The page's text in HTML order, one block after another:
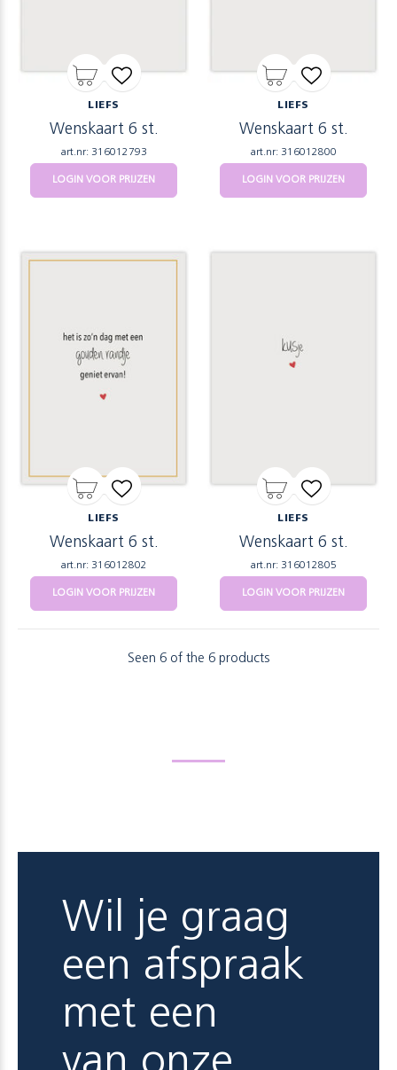
LIEFS
Wenskaart 6 st.
art.nr: 316012793
LOGIN VOOR PRIJZEN
LIEFS
Wenskaart 6 st.
art.nr: 316012800
LOGIN VOOR PRIJZEN
LIEFS
Wenskaart 6 st.
art.nr: 316012802
LOGIN VOOR PRIJZEN
LIEFS
Wenskaart 6 st.
art.nr: 316012805
LOGIN VOOR PRIJZEN
Seen 6 of the 6 products
Wil je graag
een afspraak
met een